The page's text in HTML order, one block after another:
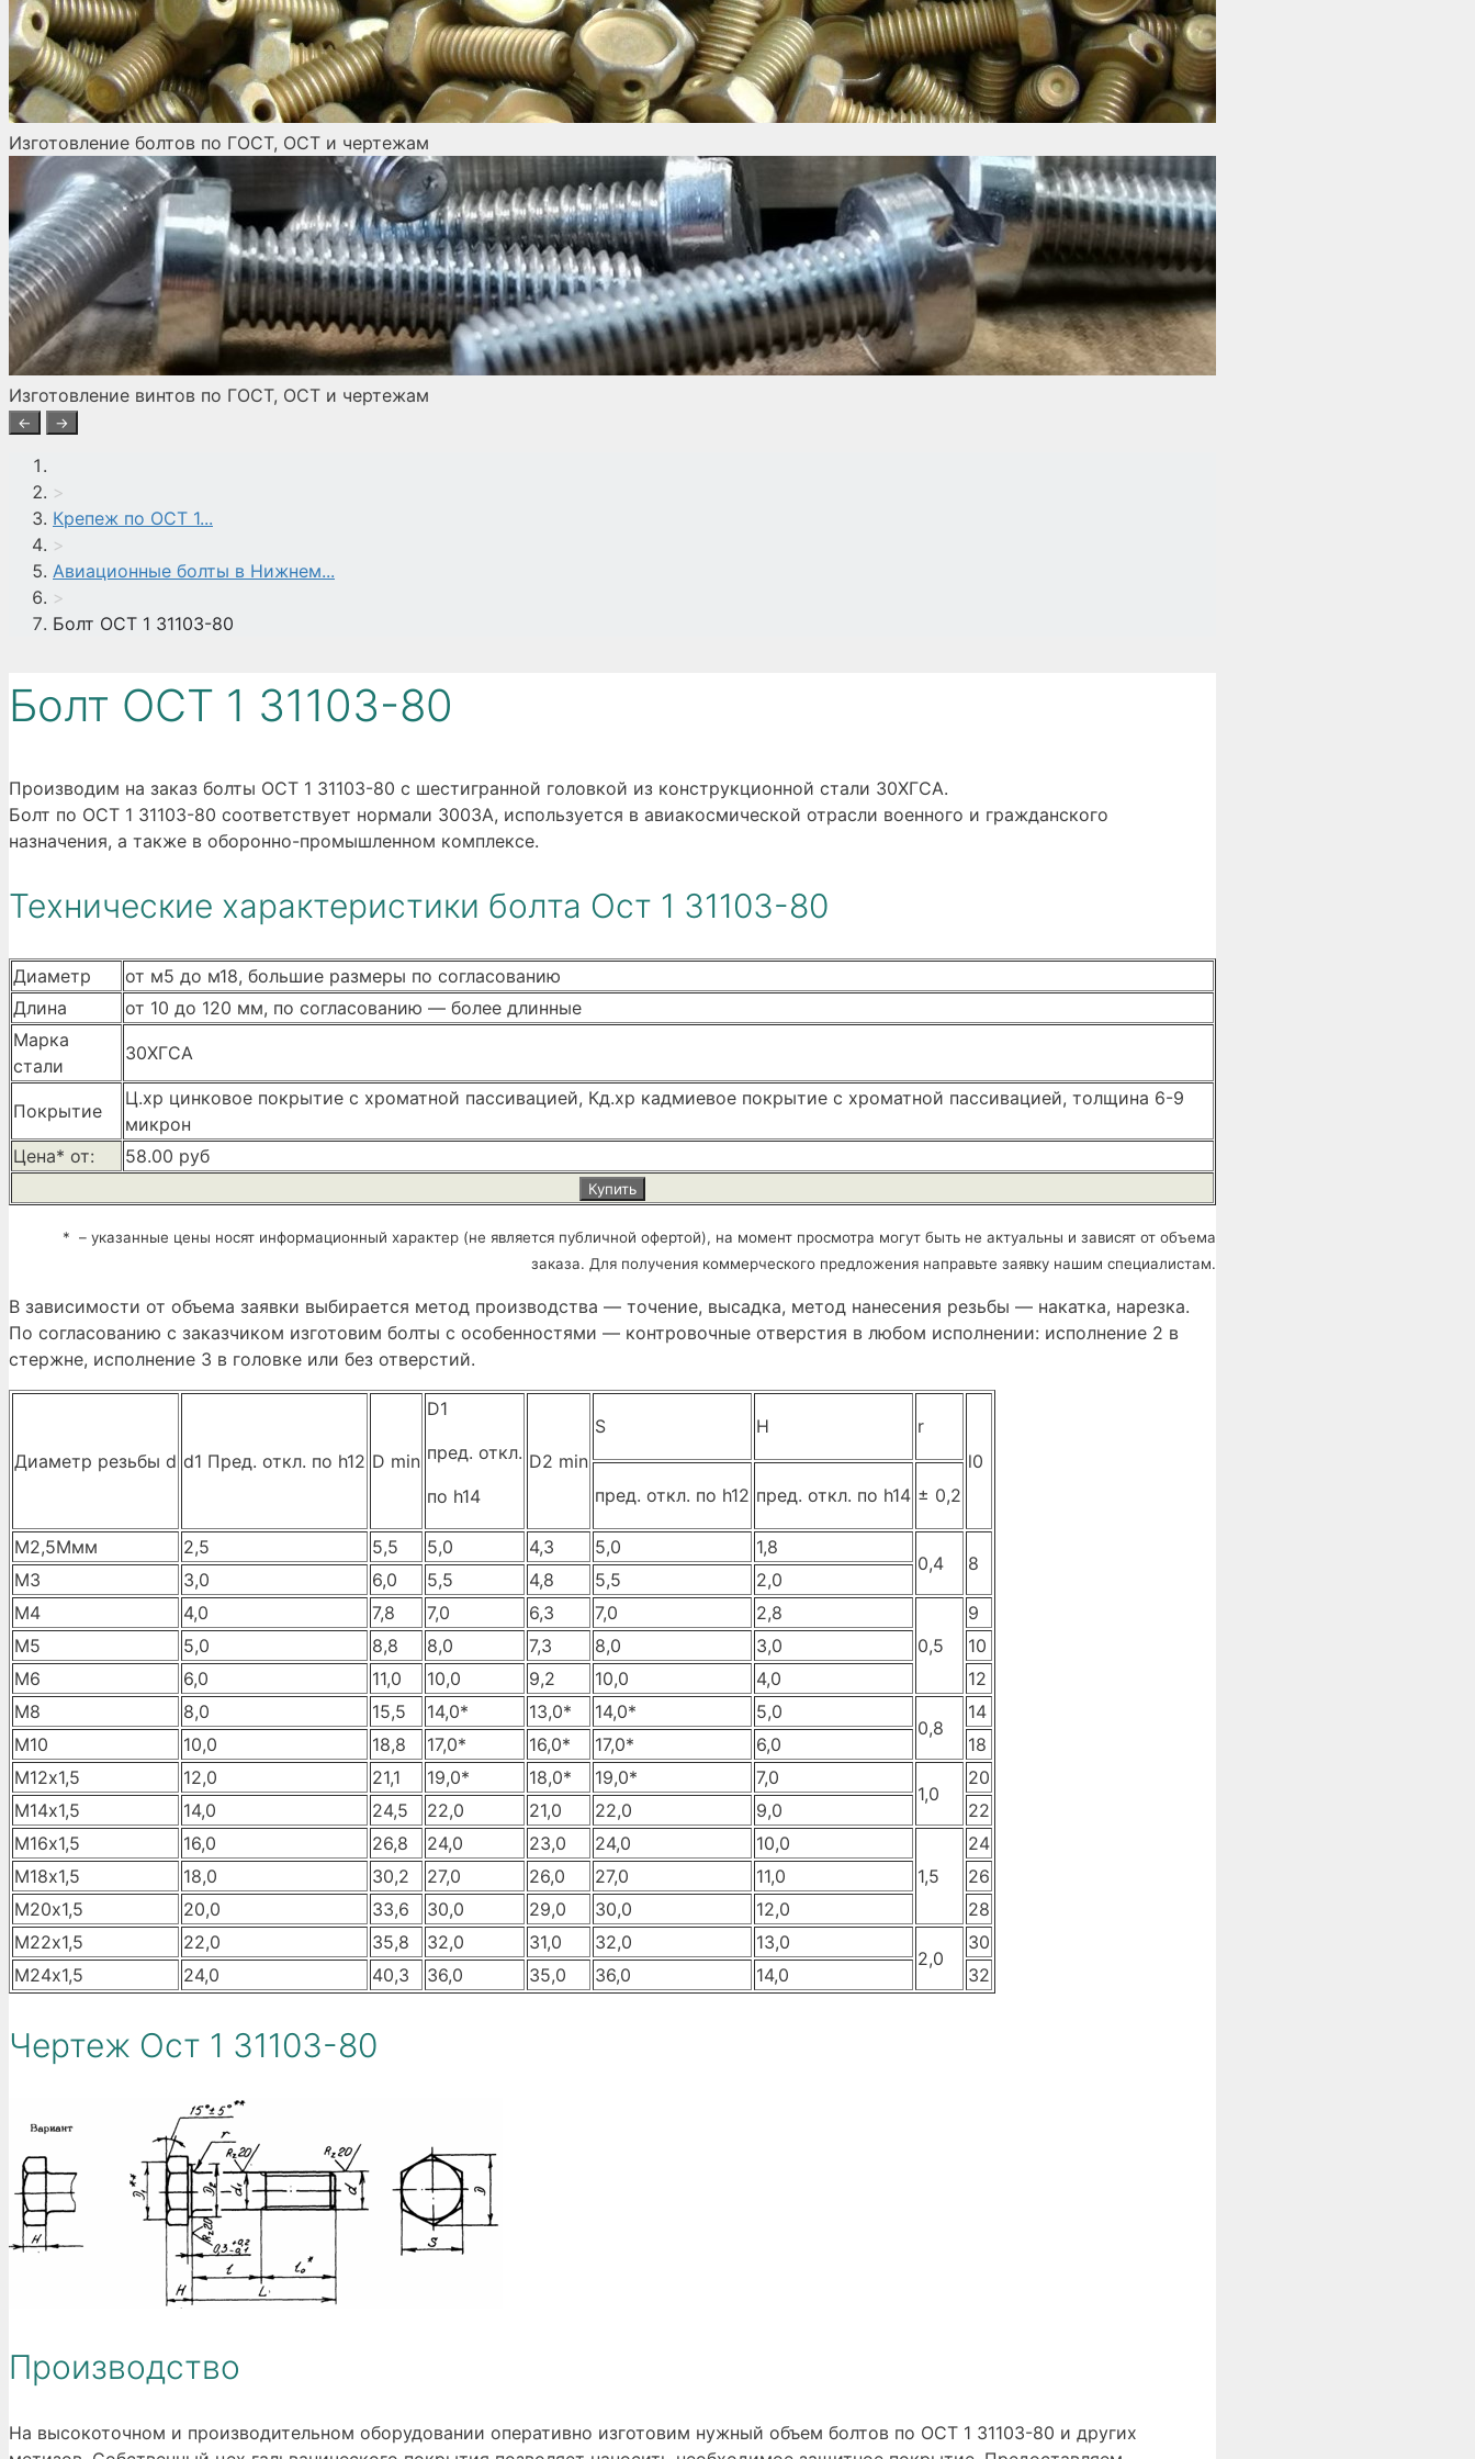
Изготовление болтов по ГОСТ, ОСТ и чертежам
Изготовление винтов по ГОСТ, ОСТ и чертежам
← →
>
Крепеж по ОСТ 1...
>
Авиационные болты в Нижнем...
>
Болт ОСТ 1 31103-80
Болт ОСТ 1 31103-80
Производим на заказ болты ОСТ 1 31103-80 с шестигранной головкой из конструкционной стали 30ХГСА.
Болт по ОСТ 1 31103-80 соответствует нормали 3003А, используется в авиакосмической отрасли военного и гражданского
назначения, а также в оборонно-промышленном комплексе.
Технические характеристики болта Ост 1 31103-80
Диаметр
от м5 до м18, большие размеры по согласованию
Длина
от 10 до 120 мм, по согласованию — более длинные
Марка
стали
30ХГСА
Покрытие
Ц.хр цинковое покрытие с хроматной пассивацией, Кд.хр кадмиевое покрытие с хроматной пассивацией, толщина 6-9
микрон
Цена* от:
58.00 руб
Купить
* – указанные цены носят информационный характер (не является публичной офертой), на момент просмотра могут быть не актуальны и зависят от объема
заказа. Для получения коммерческого предложения направьте заявку нашим специалистам.
В зависимости от объема заявки выбирается метод производства — точение, высадка, метод нанесения резьбы — накатка, нарезка.
По согласованию с заказчиком изготовим болты с особенностями — контровочные отверстия в любом исполнении: исполнение 2 в
стержне, исполнение 3 в головке или без отверстий.
Диаметр резьбы d d1 Пред. откл. по h12 D min
D1
пред. откл.
по h14
D2 min
S H
r
l0
пред. откл. по h12 пред. откл. по h14 ± 0,2
M2,5Ммм 2,5 5,5 5,0 4,3 5,0 1,8
0,4 8
M3 3,0 6,0 5,5 4,8 5,5
2,0
М4
4,0 7,8 7,0 6,3 7,0
2,8
0,5
9
М5
5,0 8,8 8,0 7,3 8,0 3,0
10
М6
6,0 11,0 10,0 9,2 10,0 4,0
12
М8
8,0 15,5 14,0* 13,0* 14,0* 5,0
0,8
14
М10
10,0 18,8 17,0* 16,0* 17,0* 6,0
18
М12х1,5
12,0 21,1 19,0* 18,0* 19,0* 7,0
1,0
20
М14х1,5
14,0 24,5 22,0 21,0 22,0 9,0
22
М16х1,5
16,0 26,8 24,0 23,0 24,0
10,0
1,5
24
М18х1,5
18,0 30,2 27,0 26,0 27,0 11,0
26
М20х1,5
20,0 33,6 30,0 29,0 30,0 12,0
28
М22х1,5
22,0 35,8 32,0 31,0 32,0 13,0
2,0
30
М24х1,5
24,0 40,3 36,0 35,0 36,0 14,0 32
Чертеж Ост 1 31103-80
Производство
На высокоточном и производительном оборудовании оперативно изготовим нужный объем болтов по ОСТ 1 31103-80 и других